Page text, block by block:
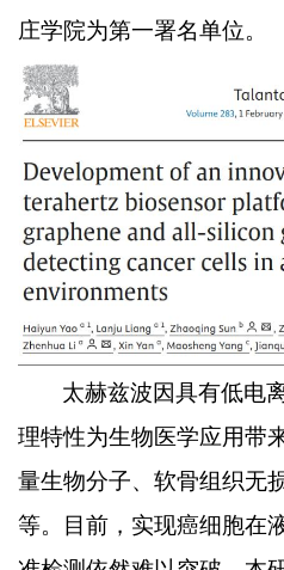
庄学院为第一署名单位。
太赫兹波因具有低电
理特性为生物医学应用带
量生物分子、软骨组织无
等。目前，实现癌细胞在